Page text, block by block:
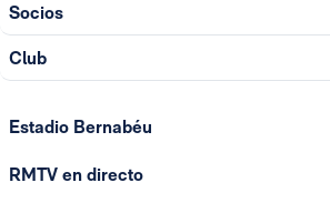
Socios
Club
Estadio Bernabéu
RMTV en directo